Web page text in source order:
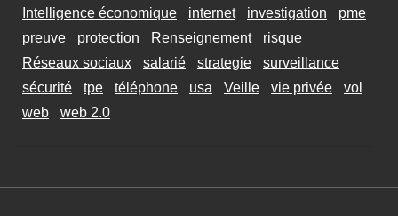
Intelligence économique
internet investigation
pme
preuve
protection Renseignement
risque
Réseaux sociaux
salarié strategie
surveillance
sécurité
tpe téléphone usa Veille vie privée
vol
web
web 2.0